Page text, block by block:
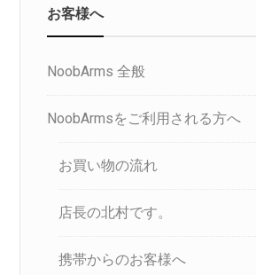
お客様へ
NoobArms 全般
NoobArmsをご利用される方へ
お買い物の流れ
店長の北村です。
携帯からのお客様へ